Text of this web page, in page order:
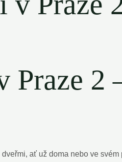
Praze 2
ať už doma⁢ nebo ve